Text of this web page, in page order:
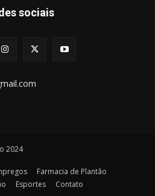
sociais
2024
Farmacia de Plantão
Esportes Contato